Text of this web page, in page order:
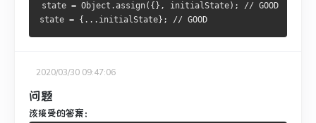
state = Object.assign({}, initialState); // GOOD
state = {...initialState}; // GOOD
2020/03/30 09:47:06
问题
该接受的答案：